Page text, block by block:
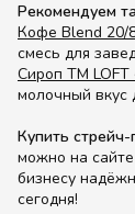
Рекомендуем
Кофе Blend 20/
смесь для
Сироп ТМ LOFT
молочный вкус
Купить
можно на сайте
бизнесу
сегодня!